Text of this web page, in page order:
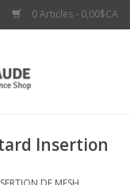
0 Articles - 0,00$CA
Insertion